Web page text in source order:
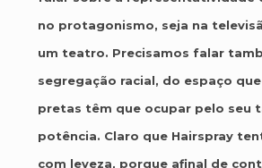
no protagonismo, seja na
um teatro. Precisamos falar
segregação racial, do espaço
pretas têm que ocupar pelo seu
potência. Claro que Hairspray
com leveza, porque afinal de